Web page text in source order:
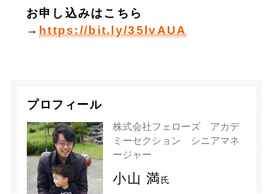
お申し込みはこちら
→ https://bit.ly/35lvAUA
プロフィール
株式会社フェローズ アカデ
ミーセクション シニアマネ
ージャー
小山 満 氏